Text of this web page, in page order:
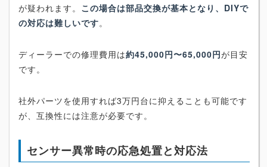
が疑われます。 この場合は部品交換が基本となり、DIYで
の対応は難しいです。
ディーラーでの修理費用は約45,000円〜65,000円が目安
です。
社外パーツを使用すれば3万円台に抑えることも可能です
が、互換性には注意が必要です。
センサー異常時の応急処置と対応法